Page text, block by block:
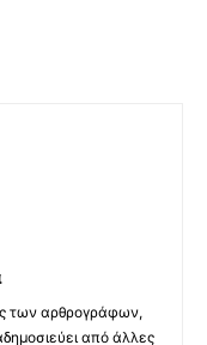
των αρθρογράφων,
από άλλες